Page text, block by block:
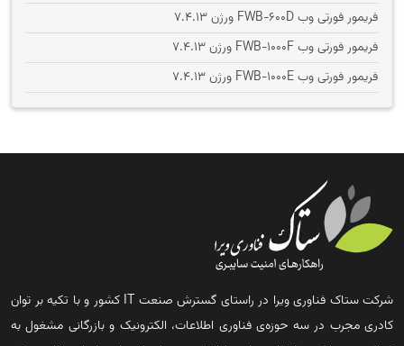
فریمور فورتی وب FWB-600D ورژن 7.4.13
فریمور فورتی وب FWB-1000F ورژن 7.4.13
فریمور فورتی وب FWB-1000E ورژن 7.4.13
شرکت ستاک فناوری ویرا در راستای گسترش صنعت IT کشور و با تکیه بر توان
کادری مجرب در سه حوزه‌ی فناوری اطلاعات، الکترونیک و بازرگانی مشغول به